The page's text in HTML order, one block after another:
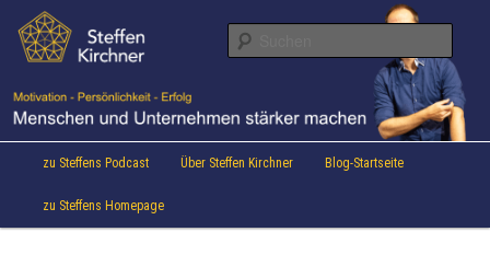
Inhalt
wechseln
Steffen Kirchner Blog
Aktuelles von Speaker & Motivationstrainer Steffen Kirchner
Hauptmenü
zu Steffens Podcast Über Steffen Kirchner Blog-Startseite
zu Steffens Homepage